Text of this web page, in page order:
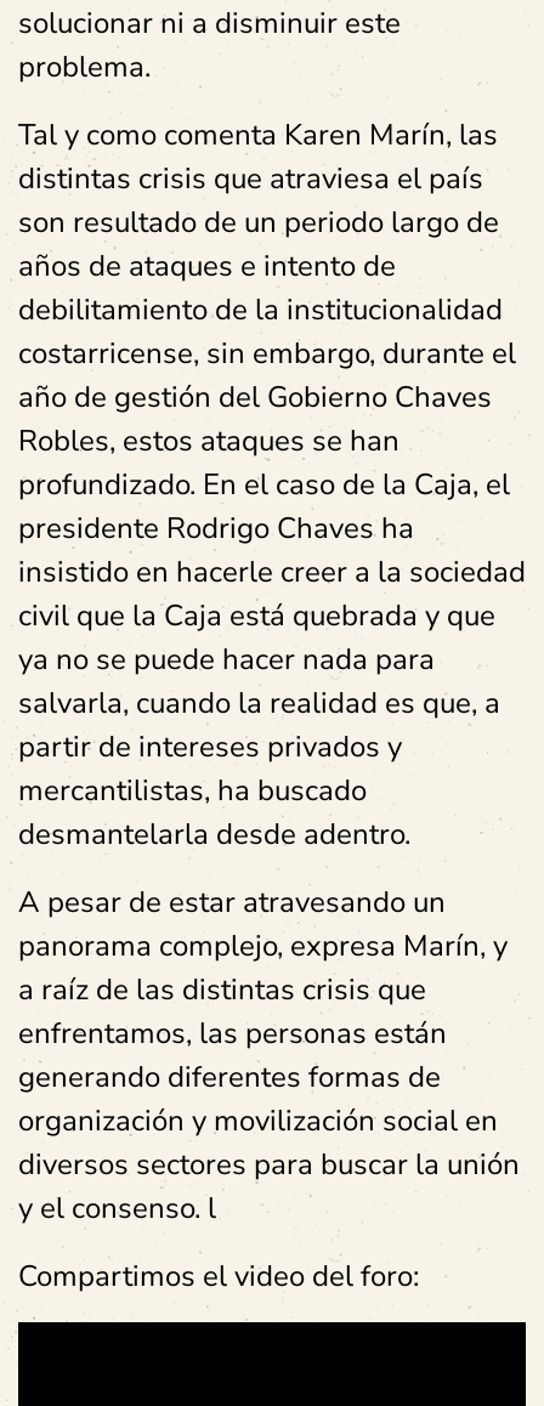
solucionar ni a disminuir este
problema.
Tal y como comenta Karen Marín, las
distintas crisis que atraviesa el país
son resultado de un periodo largo de
años de ataques e intento de
debilitamiento de la institucionalidad
costarricense, sin embargo, durante el
año de gestión del Gobierno Chaves
Robles, estos ataques se han
profundizado. En el caso de la Caja, el
presidente Rodrigo Chaves ha
insistido en hacerle creer a la sociedad
civil que la Caja está quebrada y que
ya no se puede hacer nada para
salvarla, cuando la realidad es que, a
partir de intereses privados y
mercantilistas, ha buscado
desmantelarla desde adentro.
A pesar de estar atravesando un
panorama complejo, expresa Marín, y
a raíz de las distintas crisis que
enfrentamos, las personas están
generando diferentes formas de
organización y movilización social en
diversos sectores para buscar la unión
y el consenso. l
Compartimos el video del foro: